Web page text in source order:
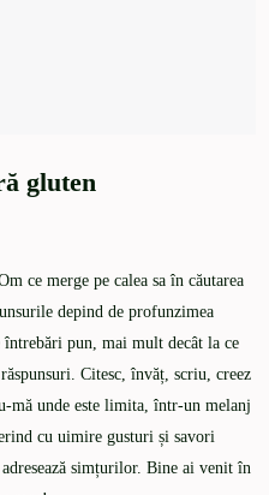
gluten
ce merge pe calea sa în căutarea
depind de profunzimea
întrebări pun, mai mult decât la ce
Citesc, învăț, scriu, creez
mă unde este limita, într-un melanj
cu uimire gusturi și savori
simțurilor. Bine ai venit în